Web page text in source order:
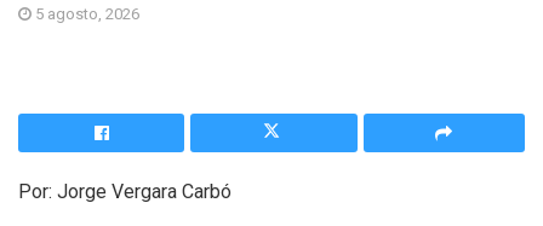
5 agosto, 2026
Por: Jorge Vergara Carbó